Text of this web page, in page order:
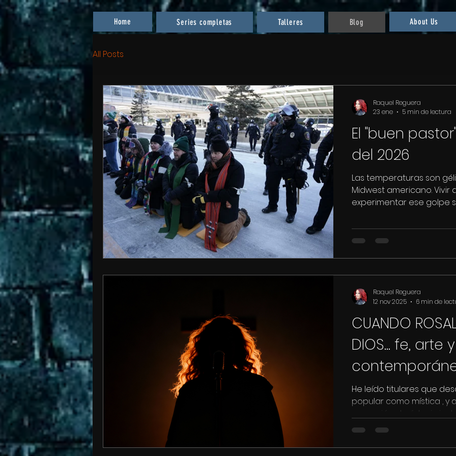
Home Series completas Talleres Blog About Us
All Posts
El "buen
del 2026
Las temperaturas son
Midwest americano. Vivir
experimentar ese golpe
siquiera los -23°C
el calor humano de
Yahoo news Llevamos
escalada de desamparo
Raquel Reguera
23 ene
5 min de lectura
CUANDO
DIOS... fe, arte
He leído titulares que
popular como mística , y
ascensión, de éxtasis,
del pop”. Y me alegra. Porque cuando el mundo
que todavía hay sed de
Raquel Reguera
12 nov 2025
6 min de